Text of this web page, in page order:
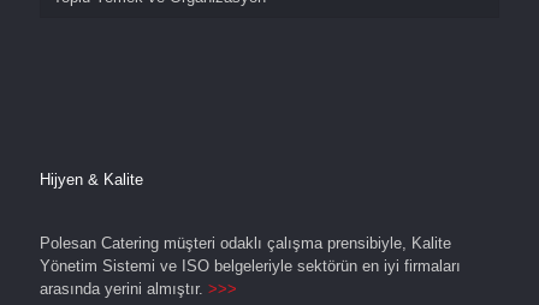
Hijyen & Kalite
Polesan Catering müşteri odaklı çalışma prensibiyle, Kalite
Yönetim Sistemi ve ISO belgeleriyle sektörün en iyi firmaları
arasında yerini almıştır. >>>